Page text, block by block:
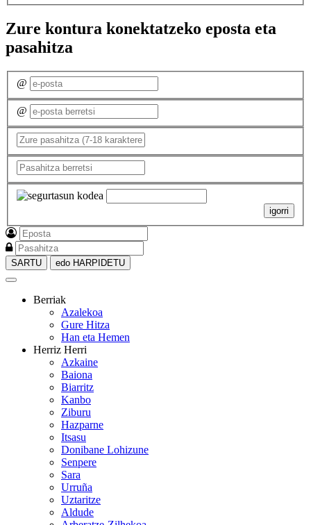
Zure kontura konektatzeko eposta eta
pasahitza
@
@
igorri
SARTU edo HARPIDETU
Berriak
Azalekoa
Gure Hitza
Han eta Hemen
Herriz Herri
Azkaine
Baiona
Biarritz
Kanbo
Ziburu
Hazparne
Itsasu
Donibane Lohizune
Senpere
Sara
Urruña
Uztaritze
Aldude